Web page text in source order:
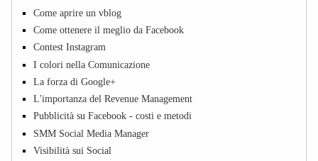
Come aprire un vblog
Come ottenere il meglio da Facebook
Contest Instagram
I colori nella Comunicazione
La forza di Google+
L'importanza del Revenue Management
Pubblicità su Facebook - costi e metodi
SMM Social Media Manager
Visibilità sui Social